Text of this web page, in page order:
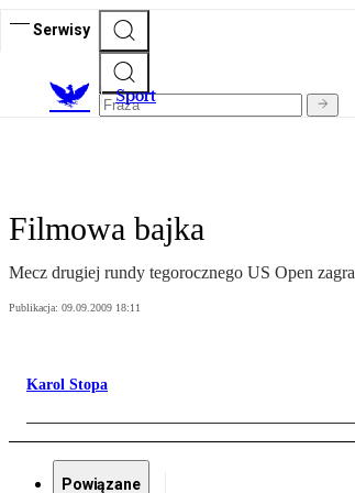
Serwisy
Sport
Filmowa bajka
Mecz drugiej rundy tegorocznego US Open
Publikacja: 09.09.2009 18:11
Karol Stopa
Powiązane